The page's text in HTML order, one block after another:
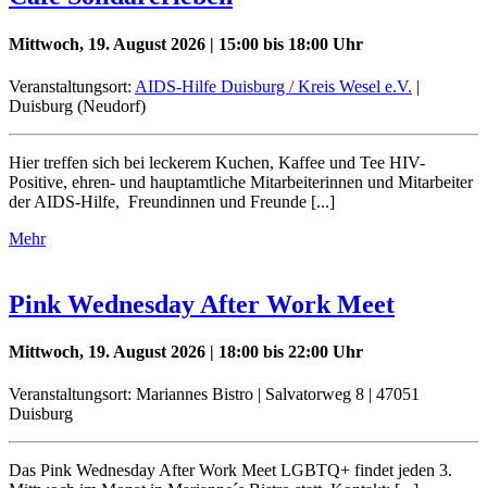
Mittwoch, 19. August 2026 | 15:00 bis 18:00 Uhr
Veranstaltungsort: AIDS-Hilfe Duisburg / Kreis Wesel e.V. |
Duisburg (Neudorf)
Hier treffen sich bei leckerem Kuchen, Kaffee und Tee HIV-
Positive, ehren- und hauptamtliche Mitarbeiterinnen und Mitarbeiter
der AIDS-Hilfe, Freundinnen und Freunde [...]
Mehr
Pink Wednesday After Work Meet
Mittwoch, 19. August 2026 | 18:00 bis 22:00 Uhr
Veranstaltungsort: Mariannes Bistro | Salvatorweg 8 | 47051
Duisburg
Das Pink Wednesday After Work Meet LGBTQ+ findet jeden 3.